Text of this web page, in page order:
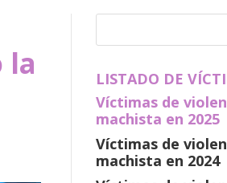
la
LISTADO DE
Víctimas de
machista en 2025
Víctimas de
machista en 2024